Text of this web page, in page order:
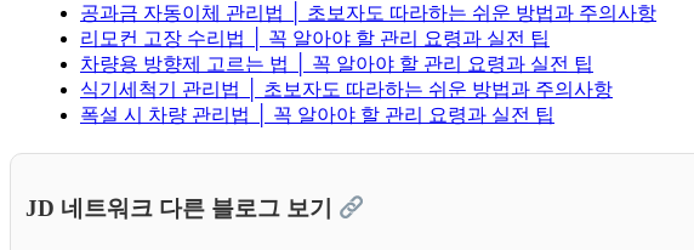
공과금 자동이체 관리법 │ 초보자도 따라하는 쉬운 방법과 주의사항
리모컨 고장 수리법 │ 꼭 알아야 할 관리 요령과 실전 팁
차량용 방향제 고르는 법 │ 꼭 알아야 할 관리 요령과 실전 팁
식기세척기 관리법 │ 초보자도 따라하는 쉬운 방법과 주의사항
폭설 시 차량 관리법 │ 꼭 알아야 할 관리 요령과 실전 팁
JD 네트워크 다른 블로그 보기